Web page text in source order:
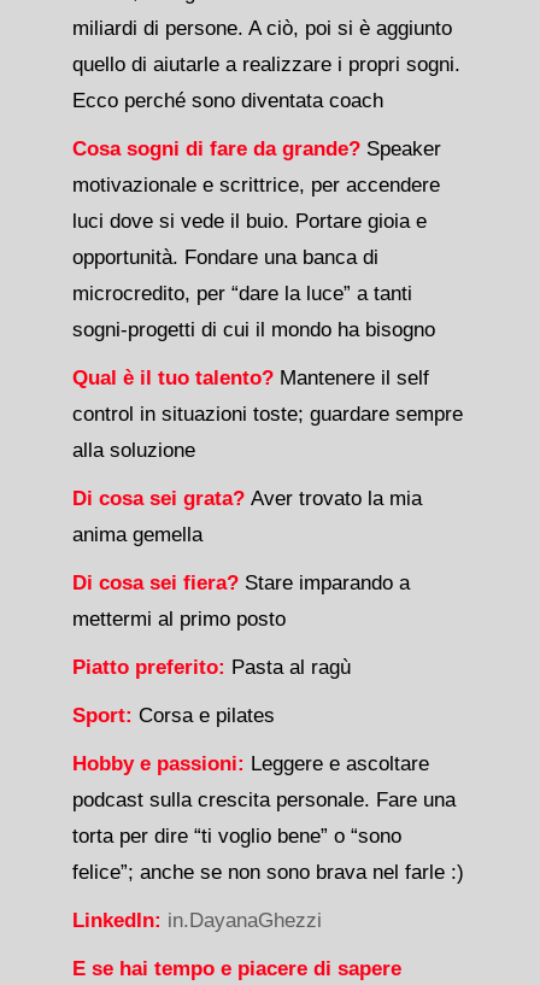
miliardi di persone. A ciò, poi si è aggiunto
quello di aiutarle a realizzare i propri sogni.
Ecco perché sono diventata coach
Cosa sogni di fare da grande?Speaker
motivazionale e scrittrice, per accendere
luci dove si vede il buio. Portare gioia e
opportunità. Fondare una banca di
microcredito, per “dare la luce” a tanti
sogni-progetti di cui il mondo ha bisogno
Qual è il tuo talento?Mantenere il self
control in situazioni toste; guardare sempre
alla soluzione
Di cosa sei grata?Aver trovato la mia
anima gemella
Di cosa sei fiera?Stare imparando a
mettermi al primo posto
Piatto preferito: Pasta al ragù
Sport: Corsa e pilates
Hobby e passioni: Leggere e ascoltare
podcast sulla crescita personale. Fare una
torta per dire “ti voglio bene” o “sono
felice”; anche se non sono brava nel farle :)
LinkedIn: in.DayanaGhezzi
E se hai tempo e piacere di sapere